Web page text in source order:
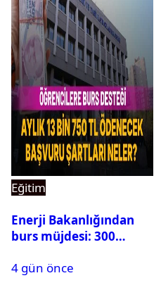
Eğitim
Enerji Bakanlığından
burs müjdesi: 300
500’e çıkarıldı
4 gün önce